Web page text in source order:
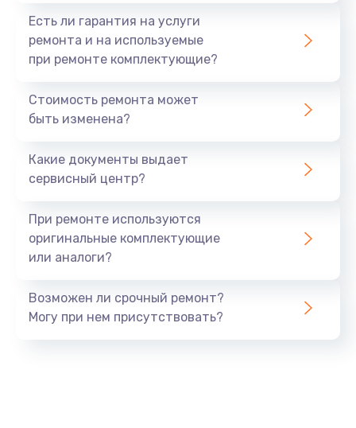
Есть ли гарантия на услуги
ремонта и на используемые
при ремонте комплектующие?
Стоимость ремонта может
быть изменена?
Какие документы выдает
сервисный центр?
При ремонте используются
оригинальные комплектующие
или аналоги?
Возможен ли срочный ремонт?
Могу при нем присутствовать?